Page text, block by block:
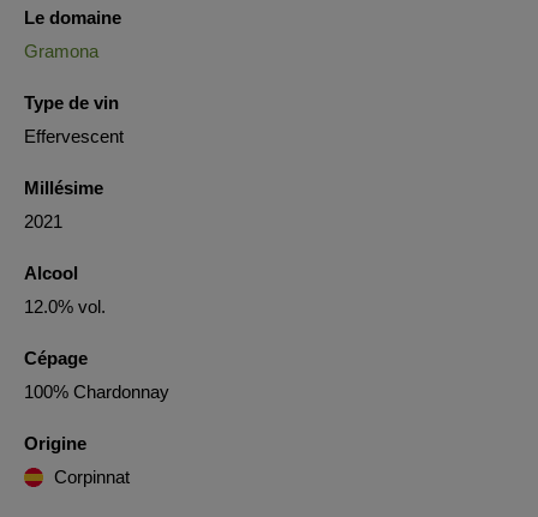
Le domaine
Gramona
Type de vin
Effervescent
Millésime
2021
Alcool
12.0% vol.
Cépage
100% Chardonnay
Origine
Corpinnat